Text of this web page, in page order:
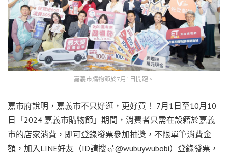
嘉義市購物節於7月1日開跑。
嘉市府說明，嘉義市不只好逛，更好買！ 7月1日至10月10
日「2024 嘉義市購物節」期間，消費者只需在設籍於嘉義
市的店家消費，即可登錄發票參加抽獎，不限單筆消費金
額，加入LINE好友（ID請搜尋@wubuywubobi）登錄發票，